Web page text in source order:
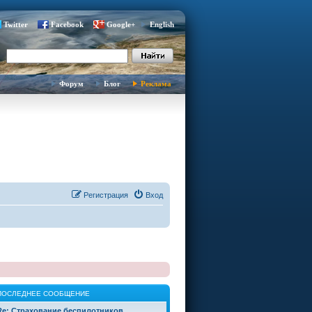
Twitter Facebook Google+ English
Форум Блог Реклама
Вход
Регистрация
СООБЩЕНИЕ